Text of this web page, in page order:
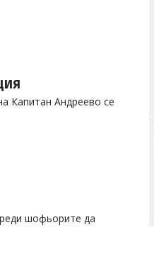
Капитан Андреево се
шофьорите да